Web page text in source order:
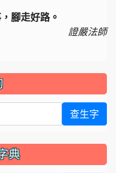
腳走好路。
證嚴法師
查生字
典